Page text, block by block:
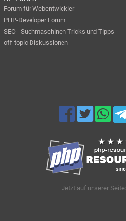
Forum für Webentwickler
PHP-Developer Forum
SEO - Suchmaschinen Tricks und Tipps
off-topic Diskussionen
Jetzt auf unserer Seite: